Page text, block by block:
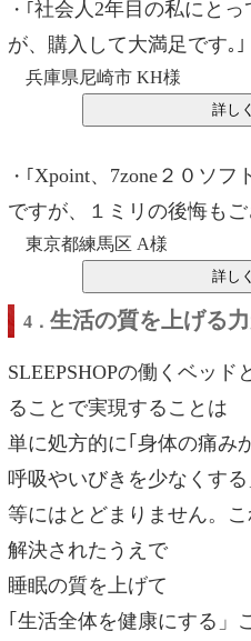
・｢ 社会人2年目の私にと
が、購入して大満足です｡｣
兵庫県尼崎市 KH様
・｢ Xpoint、7zone２０ソフ
ですが、１ミリの後悔もご
東京都練馬区 A様
4． 生活の質を上げる
SLEEPSHOPの働くベッ
ることで実現することは
単に処方的に｢身体の痛み
呼吸やいびきを少なくする
等にはとどまりません。
解決されたうえで
睡眠の質を上げて
｢生活全体を健康にする」